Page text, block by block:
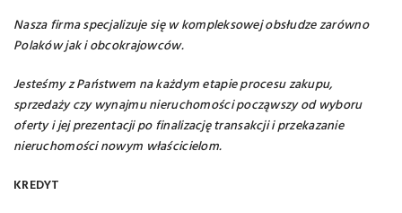
Nasza firma specjalizuje się w kompleksowej obsłudze zarówno
Polaków jak i obcokrajowców.
Jesteśmy z Państwem na każdym etapie procesu zakupu,
sprzedaży czy wynajmu nieruchomości począwszy od wyboru
oferty i jej prezentacji po finalizację transakcji i przekazanie
nieruchomości nowym właścicielom.
KREDYT